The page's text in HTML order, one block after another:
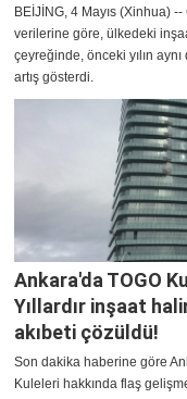
BEİJİNG, 4 Mayıs (Xinhua)
verilerine göre, ülkedeki
çeyreğinde, önceki yılın
artış gösterdi.
Ankara'da TOGO
Yıllardır inşaat
akıbeti çözüldü!
Son dakika haberine göre
Kuleleri hakkında flaş